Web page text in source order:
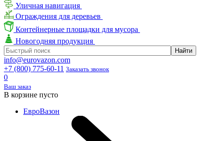
Уличная навигация
Ограждения для деревьев
Контейнерные площадки для мусора
Новогодняя продукция
info@eurovazon.com
+7 (800) 775-60-11 Заказать звонок
0
Ваш заказ
В корзине пусто
ЕвроВазон